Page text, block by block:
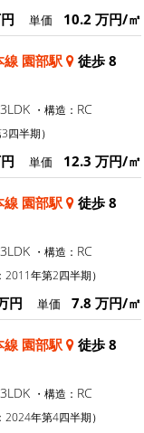
単価 10.2 万円/㎡
線 園部駅
徒歩 8
3LDK ・構造： RC
四半期）
単価 12.3 万円/㎡
線 園部駅
徒歩 8
3LDK ・構造： RC
2011年第2四半期）
円 単価 7.8 万円/㎡
線 園部駅
徒歩 8
3LDK ・構造： RC
2024年第4四半期）